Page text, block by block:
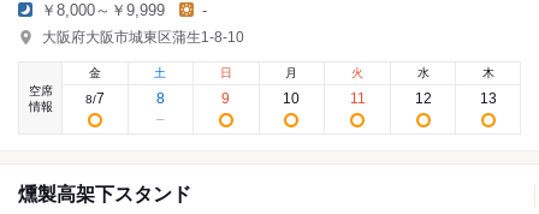
￥8,000～￥9,999 -
大阪府大阪市城東区蒲生1-8-10
空席
情報
金
8/7
土
8
日
9
月
10
火
11
水
12
木
13
燻製高架下スタンド